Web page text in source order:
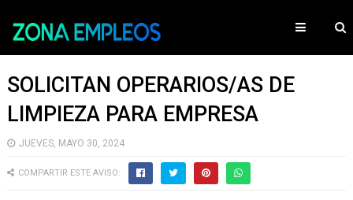
SOLICITAN OPERARIOS/AS DE
LIMPIEZA PARA EMPRESA
JUEVES, MAYO 30, 2024
COMPARTIR ESTE AVISO: